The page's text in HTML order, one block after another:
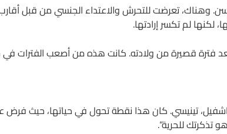
تعرضت للتحرش والاعتداء الجنسي من قبل أقارب
لم تكسر إرادتها.
فترة قصيرة من ولادته. كانت هذه من أصعب الفترات في
تينيسي. كان هذا نقطة تحول في حياتها، حيث فرض
تذكرتك للحرية”.